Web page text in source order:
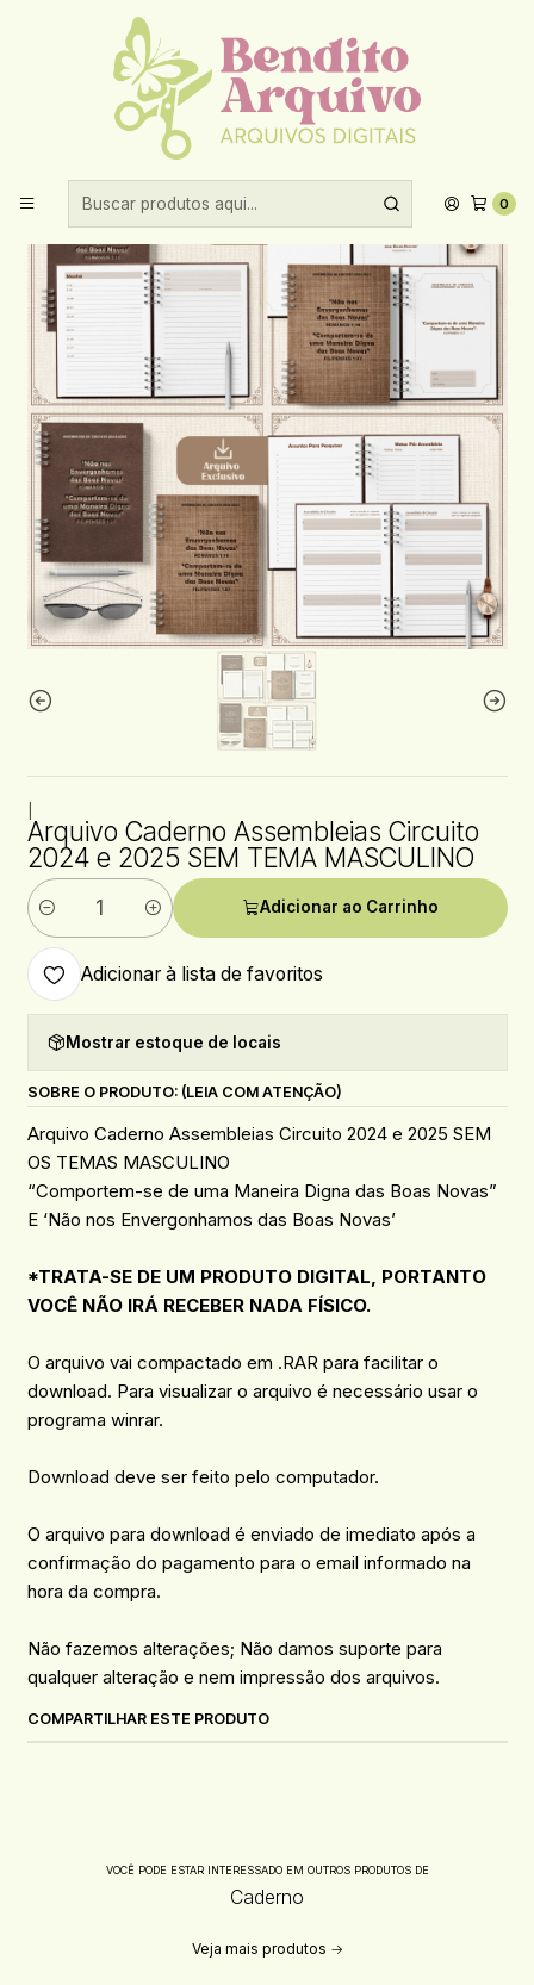
0
Aproveite 10% de desconto ao comprar acima de R$30,00!
Início Encadernação
2025
Arquivo Caderno Assembleias Circuito 2024 e 2025 SEM TEMA
Arquivo Caderno Assembleias Circuito
2024 e 2025 SEM TEMA MASCULINO
Quantidade
Adicionar ao Carrinho
Adicionar à lista de favoritos
Mostrar estoque de locais
SOBRE O PRODUTO: (LEIA COM ATENÇÃO)
Arquivo Caderno Assembleias Circuito 2024 e 2025 SEM
OS TEMAS MASCULINO
“Comportem-se de uma Maneira Digna das Boas Novas”
E ‘Não nos Envergonhamos das Boas Novas’
*TRATA-SE DE UM PRODUTO DIGITAL, PORTANTO
VOCÊ NÃO IRÁ RECEBER NADA FÍSICO.
O arquivo vai compactado em .RAR para facilitar o
download. Para visualizar o arquivo é necessário usar o
programa winrar.
Download deve ser feito pelo computador.
O arquivo para download é enviado de imediato após a
confirmação do pagamento para o email informado na
hora da compra.
Não fazemos alterações; Não damos suporte para
qualquer alteração e nem impressão dos arquivos.
COMPARTILHAR ESTE PRODUTO
VOCÊ PODE ESTAR INTERESSADO EM OUTROS PRODUTOS DE
Caderno
Veja mais produtos